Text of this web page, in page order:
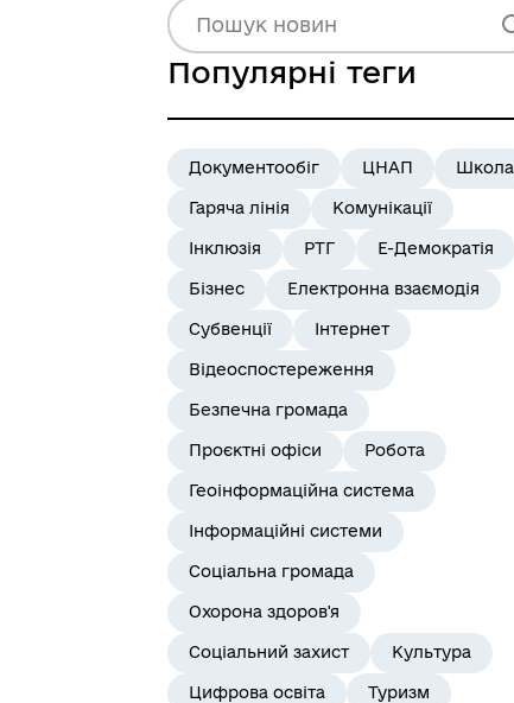
Популярні теги
Документообіг ЦНАП Школа
Гаряча лінія Комунікації
Інклюзія РТГ Е-Демократія
Бізнес Електронна взаємодія
Субвенції Інтернет
Відеоспостереження
Безпечна громада
Проєктні офіси Робота
Геоінформаційна система
Інформаційні системи
Соціальна громада
Охорона здоров'я
Соціальний захист Культура
Цифрова освіта Туризм